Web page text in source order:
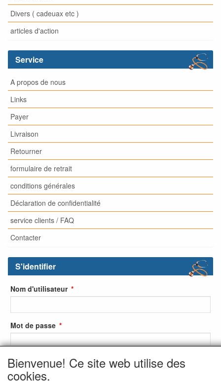
Divers ( cadeuax etc )
articles d'action
Service
A propos de nous
Links
Payer
Livraison
Retourner
formulaire de retrait
conditions générales
Déclaration de confidentialité
service clients / FAQ
Contacter
S'identifier
Nom d'utilisateur
Mot de passe
S'identifier
Bienvenue! Ce site web utilise des
cookies.